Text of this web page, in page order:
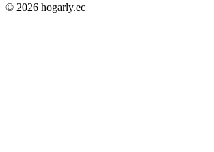
© 2026 hogarly.ec